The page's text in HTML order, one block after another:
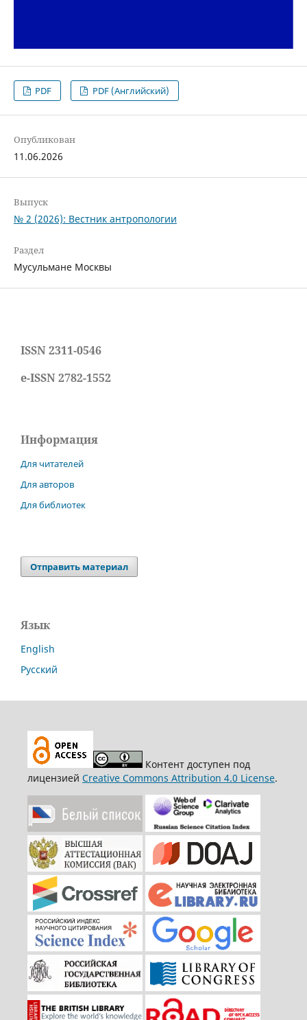
PDF PDF (Английский)
Опубликован
11.06.2026
Выпуск
№ 2 (2026): Вестник антропологии
Раздел
Мусульмане Москвы
ISSN 2311-0546
e-ISSN 2782-1552
Информация
Для читателей
Для авторов
Для библиотек
Отправить материал
Язык
English
Русский
Контент доступен под
лицензией Creative Commons Attribution 4.0 License.